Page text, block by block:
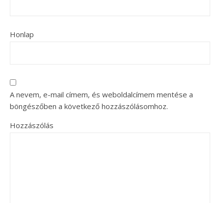
Honlap
A nevem, e-mail címem, és weboldalcímem mentése a
böngészőben a következő hozzászólásomhoz.
Hozzászólás